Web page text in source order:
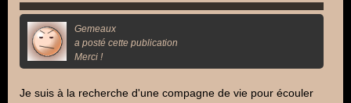
Gemeaux
a posté cette publication
Merci !
Je suis à la recherche d'une compagne de vie pour écouler